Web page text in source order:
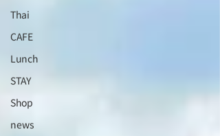
Thai
CAFE
Lunch
STAY
Shop
news